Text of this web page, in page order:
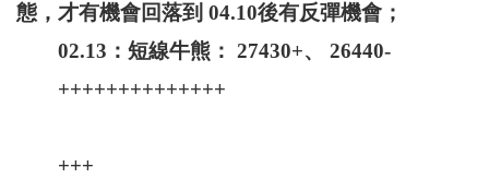
態，才有機會回落到 04.10後有反彈機會；
02.13：短線牛熊： 27430+、 26440-
++++++++++++++
+++